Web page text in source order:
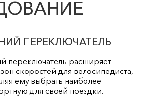
ПЕРЕКЛЮЧАТЕЛЬ
переключатель расширяет
скоростей для велосипедиста,
ему выбрать наиболее
для своей поездки.